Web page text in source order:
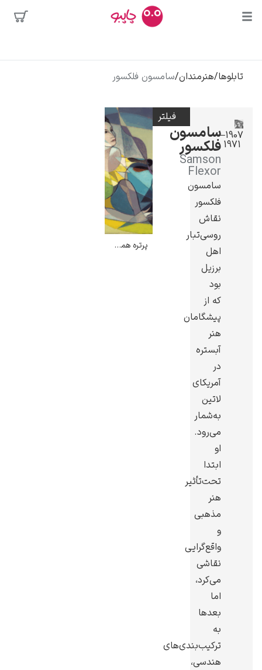
جستجوها
پیکاسو
سالوادور دالی
فریدا کالوا
محبوب‌ترین
هنرمندان
کلود مونه
ونسان ون گوگ
تابلوها/هنرمندان/سامسون فلکسور
1907–
1971
سامسون
فلکسور
Samson
Flexor
سامسون
فلکسور
نقاش
روسی‌تبار
اهل
برزیل
بود
که از
پیشگامان
هنر
آبستره
در
آمریکای
لاتین
به‌شمار
می‌رود.
او
ابتدا
تحت‌تأثیر
هنر
مذهبی
و
واقع‌گرایی
نقاشی
می‌کرد،
اما
بعدها
به
ترکیب‌بندی‌های
هندسی،
فیلتر
پرتره همسر دی آلمیدا – سامسون فلکسور